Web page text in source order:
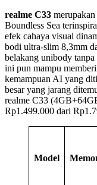
realme C33
Boundless Sea
efek cahaya visual
bodi ultra-slim 8,3mm
belakang unibody
ini pun mampu
kemampuan AI yang
besar yang jarang
realme C33
Rp1.499.000 dari
Model